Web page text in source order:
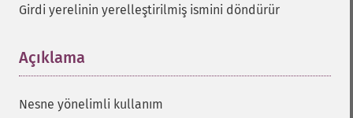
Girdi yerelinin yerelleştirilmiş ismini döndürür
Açıklama
Nesne yönelimli kullanım